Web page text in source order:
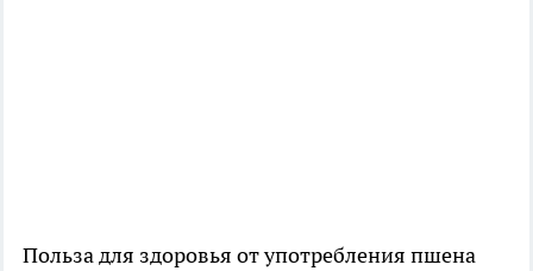
Польза для здоровья от употребления пшена